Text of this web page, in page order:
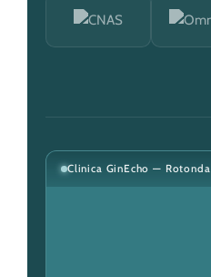
Clinica GinEcho — Rotonda